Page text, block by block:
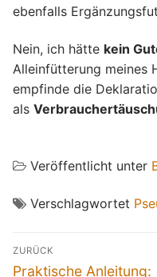
ebenfalls
Nein, ich hätte kein
Alleinfütterung meines
empfinde die
als
Veröffentlicht unter
Verschlagwortet
ZURÜCK
Vorheriger
Praktische Anleitung: